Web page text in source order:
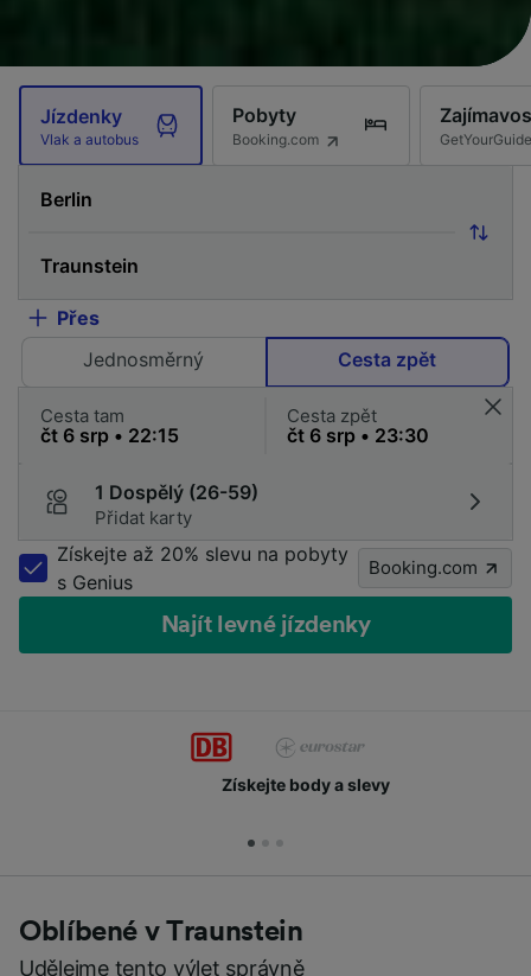
Jízdenky
Vlak a autobus
Pobyty
Booking.com GetYourGuide
Přes
Jednosměrný
Cesta zpět
Cesta tam Cesta zpět
1 Dospělý (26-59)
Přidat karty
Získejte až 20% slevu na pobyty
s Genius
Booking.com
Najít levné jízdenky
Získejte body a slevy
Oblíbené v Traunstein
Udělejme tento výlet správně